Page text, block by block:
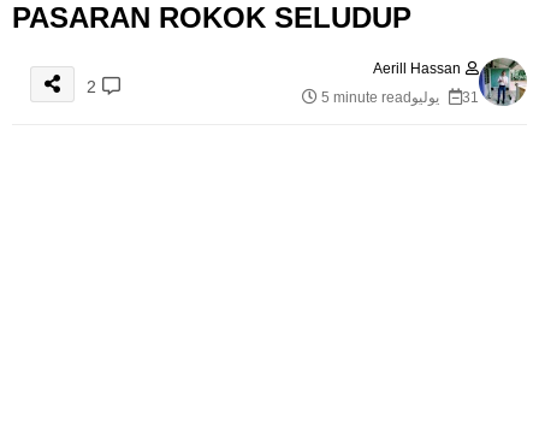
PASARAN ROKOK SELUDUP
Aerill Hassan
31 يوليو
5 minute read
2